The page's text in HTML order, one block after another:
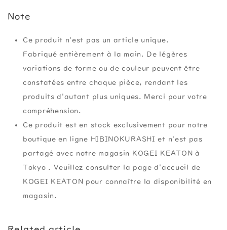
Note
Ce produit n'est pas un article unique.
Fabriqué entièrement à la main. De légères
variations de forme ou de couleur peuvent être
constatées entre chaque pièce, rendant les
produits d'autant plus uniques. Merci pour votre
compréhension.
Ce produit est en stock exclusivement pour notre
boutique en ligne HIBINOKURASHI et n'est pas
partagé avec notre magasin KOGEI KEATON à
Tokyo . Veuillez consulter la page d'accueil de
KOGEI KEATON pour connaître la disponibilité en
magasin.